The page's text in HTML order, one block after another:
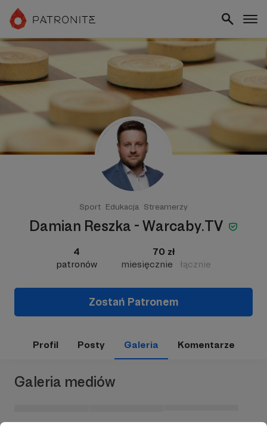
Sport Edukacja Streamerzy
Damian Reszka - Warcaby.TV
4
patronów
70 zł
miesięcznie
łącznie
Zostań Patronem
Profil Posty Galeria Komentarze
Galeria mediów